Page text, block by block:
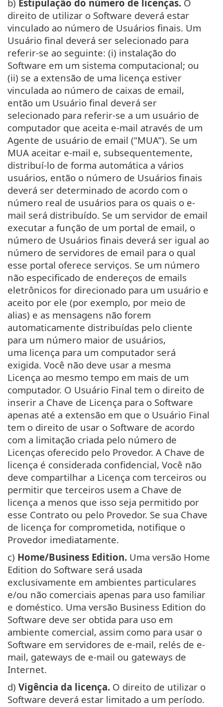
b) Estipulação do número de licenças. O
direito de utilizar o Software deverá estar
vinculado ao número de Usuários finais. Um
Usuário final deverá ser selecionado para
referir-se ao seguinte: (i) instalação do
Software em um sistema computacional; ou
(ii) se a extensão de uma licença estiver
vinculada ao número de caixas de email,
então um Usuário final deverá ser
selecionado para referir-se a um usuário de
computador que aceita e-mail através de um
Agente de usuário de email (“MUA”). Se um
MUA aceitar e-mail e, subsequentemente,
distribuí-lo de forma automática a vários
usuários, então o número de Usuários finais
deverá ser determinado de acordo com o
número real de usuários para os quais o e-
mail será distribuído. Se um servidor de email
executar a função de um portal de email, o
número de Usuários finais deverá ser igual ao
número de servidores de email para o qual
esse portal oferece serviços. Se um número
não especificado de endereços de emails
eletrônicos for direcionado para um usuário e
aceito por ele (por exemplo, por meio de
alias) e as mensagens não forem
automaticamente distribuídas pelo cliente
para um número maior de usuários,
uma licença para um computador será
exigida. Você não deve usar a mesma
Licença ao mesmo tempo em mais de um
computador. O Usuário Final tem o direito de
inserir a Chave de Licença para o Software
apenas até a extensão em que o Usuário Final
tem o direito de usar o Software de acordo
com a limitação criada pelo número de
Licenças oferecido pelo Provedor. A Chave de
licença é considerada confidencial, Você não
deve compartilhar a Licença com terceiros ou
permitir que terceiros usem a Chave de
licença a menos que isso seja permitido por
esse Contrato ou pelo Provedor. Se sua Chave
de licença for comprometida, notifique o
Provedor imediatamente.
c) Home/Business Edition. Uma versão Home
Edition do Software será usada
exclusivamente em ambientes particulares
e/ou não comerciais apenas para uso familiar
e doméstico. Uma versão Business Edition do
Software deve ser obtida para uso em
ambiente comercial, assim como para usar o
Software em servidores de e-mail, relés de e-
mail, gateways de e-mail ou gateways de
Internet.
d) Vigência da licença. O direito de utilizar o
Software deverá estar limitado a um período.